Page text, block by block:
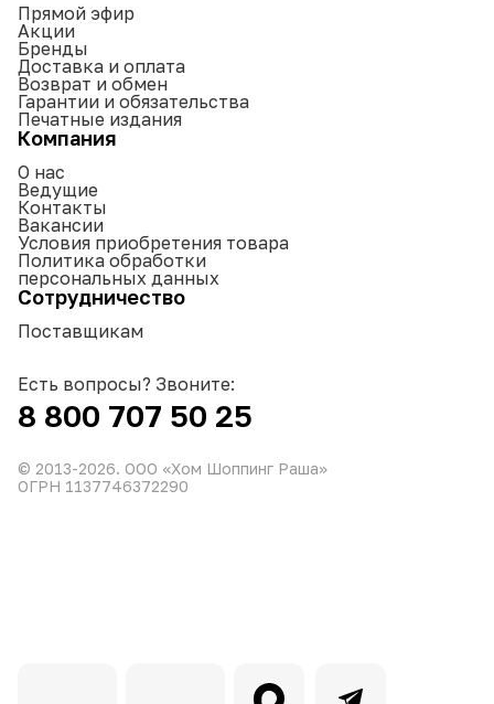
Прямой эфир
Акции
Бренды
Доставка и оплата
Возврат и обмен
Гарантии и обязательства
Печатные издания
Компания
О нас
Ведущие
Контакты
Вакансии
Условия приобретения товара
Политика обработки
персональных данных
Сотрудничество
Поставщикам
Есть вопросы? Звоните:
8 800 707 50 25
© 2013-2026. ООО «Хом Шоппинг Раша»
ОГРН 1137746372290